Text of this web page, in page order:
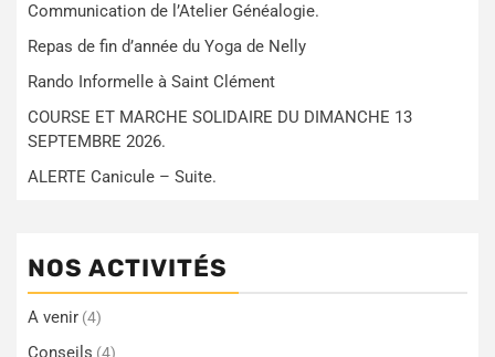
Communication de l’Atelier Généalogie.
Repas de fin d’année du Yoga de Nelly
Rando Informelle à Saint Clément
COURSE ET MARCHE SOLIDAIRE DU DIMANCHE 13
SEPTEMBRE 2026.
ALERTE Canicule – Suite.
NOS ACTIVITÉS
A venir (4)
Conseils (4)